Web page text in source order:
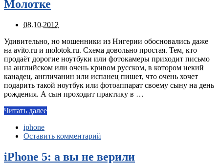
Молотке
08.10.2012
Удивительно, но мошенники из Нигерии обосновались даже
на avito.ru и molotok.ru. Схема довольно простая. Тем, кто
продаёт дорогие ноутбуки или фотокамеры приходит письмо
на английском или очень кривом русском, в котором некий
канадец, англичанин или испанец пишет, что очень хочет
подарить такой ноутбук или фотоаппарат своему сыну на день
рождения. А сын проходит практику в …
Читать далее
iphone
Оставить комментарий
iPhone 5: а вы не верили